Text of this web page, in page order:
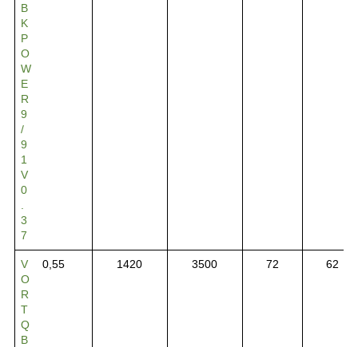
B
K
P
O
W
E
R
9
/
9
1
V
0
3
7
V
O
R
T
Q
B
0,55 1420 3500 72 62